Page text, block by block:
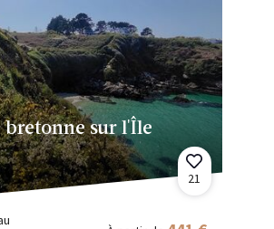
bretonne sur l'Île
21